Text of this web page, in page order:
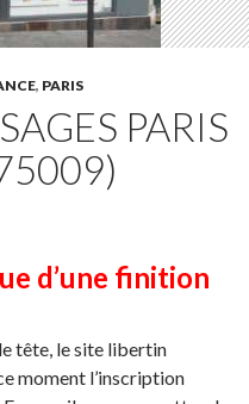
, PARIS
PARIS
d’une finition
tête, le site libertin
moment l’inscription